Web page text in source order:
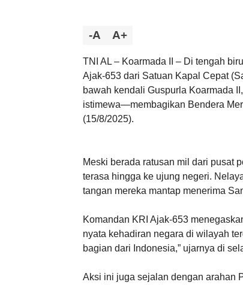
-A A+
TNI AL – Koarmada II – Di tengah
Ajak-653 dari Satuan Kapal Cepat
bawah kendali Guspurla Koarmada
istimewa—membagikan Bendera
(15/8/2025).
Meski berada ratusan mil dari pusat
terasa hingga ke ujung negeri.
tangan mereka mantap menerima
Komandan KRI Ajak-653
nyata kehadiran negara di wilayah
bagian dari Indonesia,” ujarnya di
Aksi ini juga sejalan dengan arahan